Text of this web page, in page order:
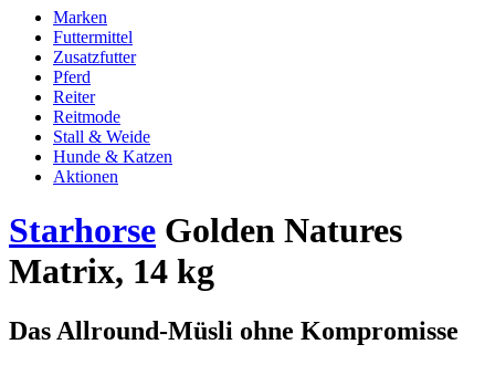
Marken
Futtermittel
Zusatzfutter
Pferd
Reiter
Reitmode
Stall & Weide
Hunde & Katzen
Aktionen
Starhorse Golden Natures
Matrix, 14 kg
Das Allround-Müsli ohne Kompromisse